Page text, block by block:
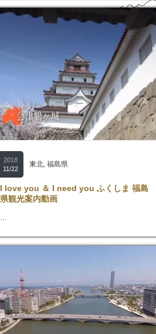
2018
11/22
東北, 福島県
I love you ＆ I need you ふくしま 福島
県観光案内動画
…